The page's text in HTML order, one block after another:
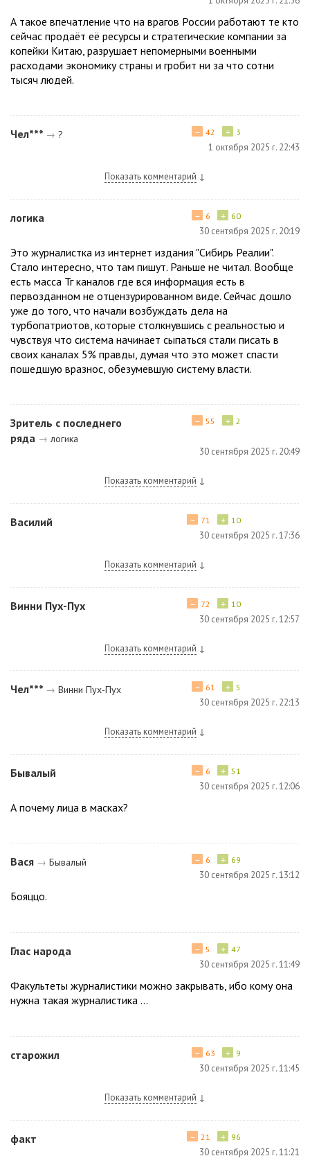
А такое впечатление что на врагов России работают те кто
сейчас продаёт её ресурсы и стратегические компании за
копейки Китаю, разрушает непомерными военными
расходами экономику страны и гробит ни за что сотни
тысяч людей.
Чел*** → ? + 3
− 42
1 октября 2025 г. 22:43
Показать комментарий ↓
логика + 60
− 6
30 сентября 2025 г. 20:19
Это журналистка из интернет издания "Сибирь Реалии".
Стало интересно, что там пишут. Раньше не читал. Вообще
есть масса Тг каналов где вся информация есть в
первозданном не отцензурированном виде. Сейчас дошло
уже до того, что начали возбуждать дела на
турбопатриотов, которые столкнувшись с реальностью и
чувствуя что система начинает сыпаться стали писать в
своих каналах 5% правды, думая что это может спасти
пошедшую вразнос, обезумевшую систему власти.
Зритель с последнего
ряда → логика
+ 2
− 55
30 сентября 2025 г. 20:49
Показать комментарий ↓
Василий + 10
− 71
30 сентября 2025 г. 17:36
Показать комментарий ↓
Винни Пух-Пух + 10
− 72
30 сентября 2025 г. 12:57
Показать комментарий ↓
Чел*** → Винни Пух-Пух + 5
− 61
30 сентября 2025 г. 22:13
Показать комментарий ↓
Бывалый + 51
− 6
30 сентября 2025 г. 12:06
А почему лица в масках?
Вася → Бывалый + 69
− 6
30 сентября 2025 г. 13:12
Бояццо.
Глас народа + 47
− 5
30 сентября 2025 г. 11:49
Факультеты журналистики можно закрывать, ибо кому она
нужна такая журналистика ...
старожил + 9
− 63
30 сентября 2025 г. 11:45
Показать комментарий ↓
факт + 96
− 21
30 сентября 2025 г. 11:21